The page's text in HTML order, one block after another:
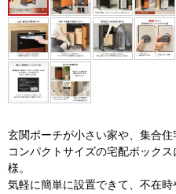
玄関ポーチが小さい家や、集合住
コンパクトサイズの宅配ボック
様。
気軽に簡単に設置できて、不在